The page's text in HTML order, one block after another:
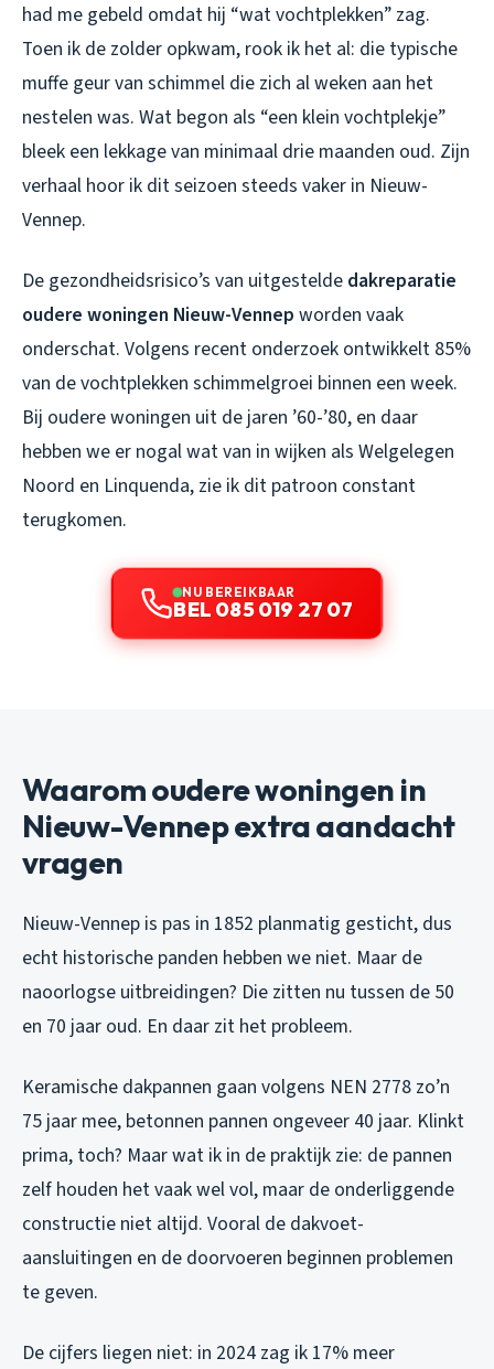
had me gebeld omdat hij “wat vochtplekken” zag.
Toen ik de zolder opkwam, rook ik het al: die typische
muffe geur van schimmel die zich al weken aan het
nestelen was. Wat begon als “een klein vochtplekje”
bleek een lekkage van minimaal drie maanden oud. Zijn
verhaal hoor ik dit seizoen steeds vaker in Nieuw-
Vennep.
De gezondheidsrisico’s van uitgestelde dakreparatie
oudere woningen Nieuw-Vennep worden vaak
onderschat. Volgens recent onderzoek ontwikkelt 85%
van de vochtplekken schimmelgroei binnen een week.
Bij oudere woningen uit de jaren ’60-’80, en daar
hebben we er nogal wat van in wijken als Welgelegen
Noord en Linquenda, zie ik dit patroon constant
terugkomen.
NU BEREIKBAAR
BEL 085 019 27 07
Waarom oudere woningen in
Nieuw-Vennep extra aandacht
vragen
Nieuw-Vennep is pas in 1852 planmatig gesticht, dus
echt historische panden hebben we niet. Maar de
naoorlogse uitbreidingen? Die zitten nu tussen de 50
en 70 jaar oud. En daar zit het probleem.
Keramische dakpannen gaan volgens NEN 2778 zo’n
75 jaar mee, betonnen pannen ongeveer 40 jaar. Klinkt
prima, toch? Maar wat ik in de praktijk zie: de pannen
zelf houden het vaak wel vol, maar de onderliggende
constructie niet altijd. Vooral de dakvoet-
aansluitingen en de doorvoeren beginnen problemen
te geven.
De cijfers liegen niet: in 2024 zag ik 17% meer